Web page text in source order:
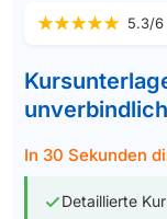
5.3/6
unverbindlich
In 30 Sekunden
Detaillierte